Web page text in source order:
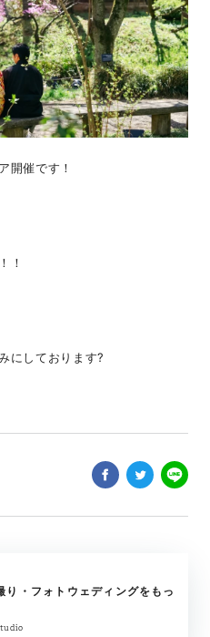
開催です！
！
にしております?
り・フォトウェディングをもっ